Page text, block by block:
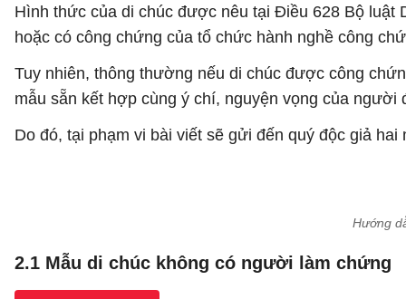
Hình thức của di chúc được nêu tại Điều 628 Bộ
hoặc có công chứng của tổ chức hành nghề công
Tuy nhiên, thông thường nếu di chúc được công
mẫu sẵn kết hợp cùng ý chí, nguyện vọng của người
Do đó, tại phạm vi bài viết sẽ gửi đến quý độc giả
Hướng
2.1 Mẫu di chúc không có người làm chứng